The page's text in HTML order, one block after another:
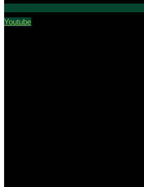
Youtube